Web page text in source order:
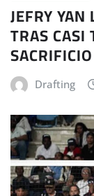
JEFRY
TRAS CASI
SACRIFICIO
Drafting